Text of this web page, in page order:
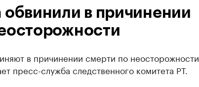
обвинили в причинении
в причинении смерти по неосторожности
пресс-служба следственного комитета РТ.